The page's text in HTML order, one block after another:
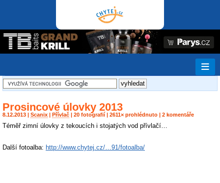
Prosincové úlovky 2013
8.12.2013 | Scanix Přívlač | 20 fotografií | 2611× prohlédnuto | 2 komentáře
Téměř zimní úlovky z tekoucích i stojatých vod přívlačí…
Další fotoalba: http://www.chytej.cz/…91/fotoalba/